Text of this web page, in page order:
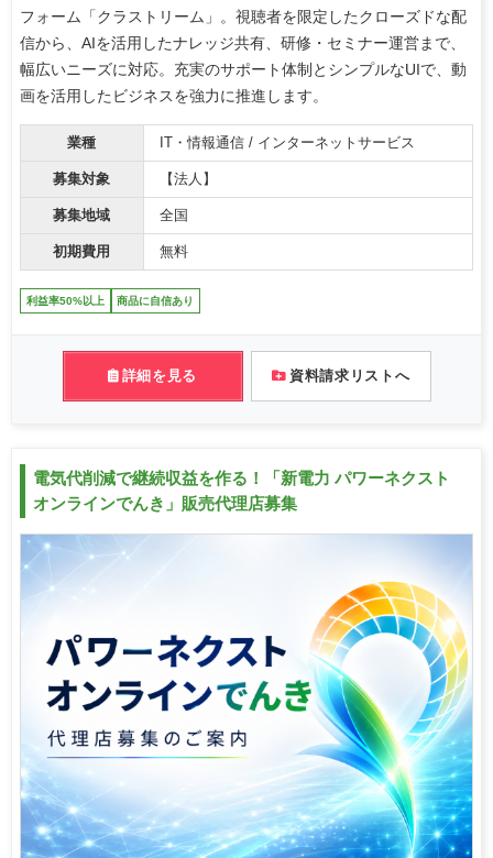
フォーム「クラストリーム」。視聴者を限定したクローズドな配
信から、AIを活用したナレッジ共有、研修・セミナー運営まで、
幅広いニーズに対応。充実のサポート体制とシンプルなUIで、動
画を活用したビジネスを強力に推進します。
業種 IT・情報通信 / インターネットサービス
募集対象 【法人】
募集地域 全国
初期費用 無料
利益率50%以上 商品に自信あり
詳細を見る 資料請求リストへ
電気代削減で継続収益を作る！「新電力 パワーネクスト
オンラインでんき」販売代理店募集